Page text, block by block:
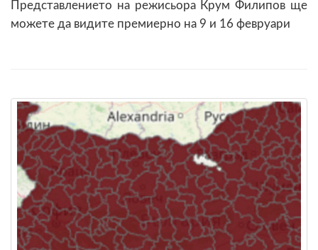
Представлението на режисьора Крум Филипов ще
можете да видите премиерно на 9 и 16 февруари